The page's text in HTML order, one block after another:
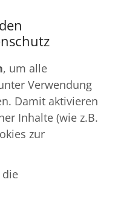
, um alle
Verwendung
Damit aktivieren
Inhalte (wie z.B.
zur
die